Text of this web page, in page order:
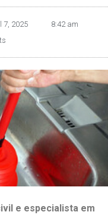
7, 2025
8:42 am
e especialista em